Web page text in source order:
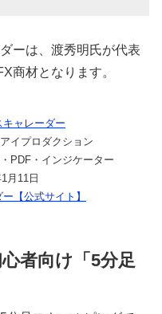
ーは、渡秀明氏が代表
商材となります。
キャレーダー
イプロダクション
PDF・インジケーター
月11日
【公式サイト】
者向け「5分足